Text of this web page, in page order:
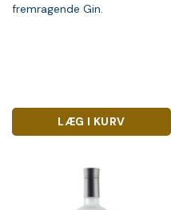
fremragende Gin.
LÆG I KURV